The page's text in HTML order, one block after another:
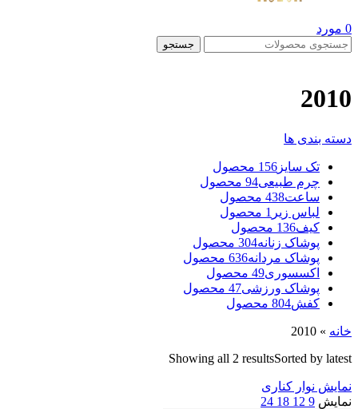
0 مورد
جستجو
2010
دسته بندی ها
تک سایز 156 محصول
چرم طبیعی94 محصول
ساعت438 محصول
لباس زیر 1 محصول
کیف136 محصول
پوشاک زنانه304 محصول
پوشاک مردانه636 محصول
اکسسوری49 محصول
پوشاک ورزشی47 محصول
کفش804 محصول
خانه »
2010
Showing all 2 resultsSorted by latest
نمایش نوار کناری
نمایش 9
12
18
24